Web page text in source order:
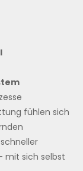
fühlen sich
mit sich selbst